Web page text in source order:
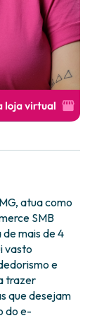
atua como
SMB
mais de 4
vasto
e
trazer
que desejam
do e-